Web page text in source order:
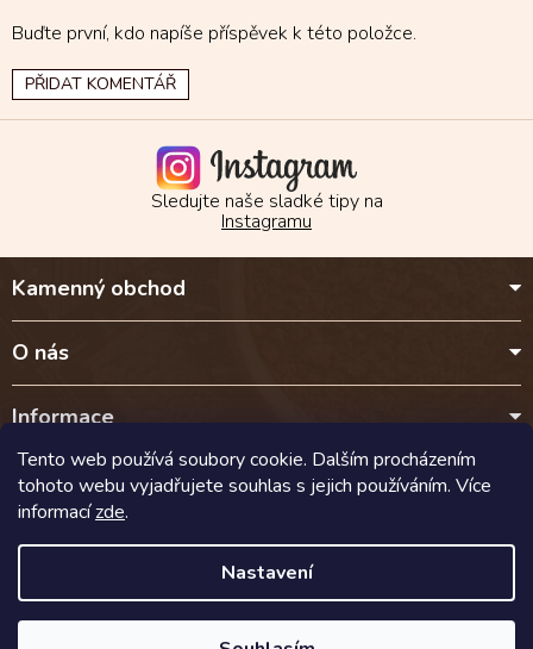
Tento web používá soubory cookie. Dalším procházením
tohoto webu vyjadřujete souhlas s jejich používáním. Více
informacízde.
Nastavení
Buďte první, kdo napíše příspěvek k této položce.
PŘIDAT KOMENTÁŘ
Sledujte naše sladké tipy na
Instagramu
p
Kamenný obchod
O nás
Informace
Kontakt
Doprava a platba
Copyright 2026Cokoladalyra.cz. Všechna práva vyhrazena.